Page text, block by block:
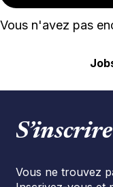
Vous n'avez pas
S’inscrire
Vous ne trouvez